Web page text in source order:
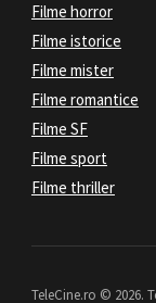
Filme horror
Filme istorice
Filme mister
Filme romantice
Filme SF
Filme sport
Filme thriller
TeleCine.ro © 2026.